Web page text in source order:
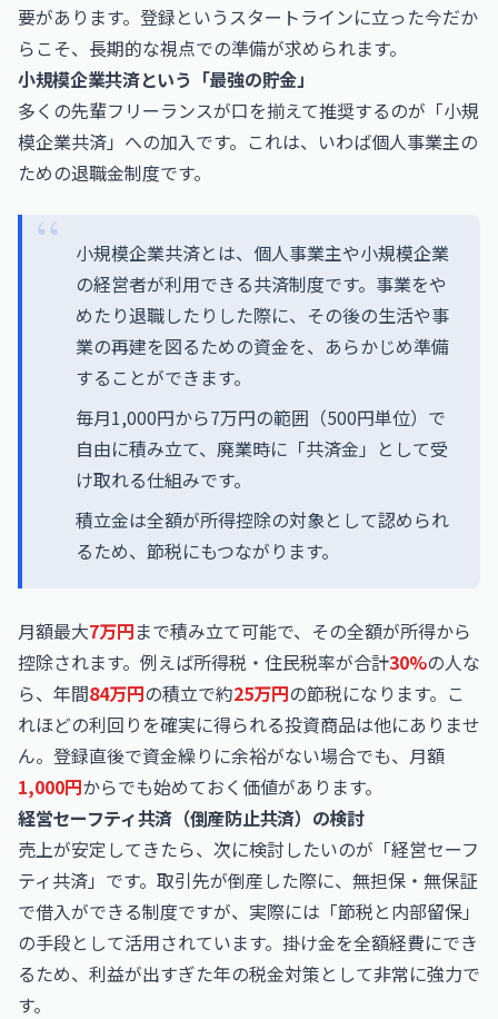
要があります。登録というスタートラインに立った今だか
らこそ、長期的な視点での準備が求められます。
小規模企業共済という「最強の貯金」
多くの先輩フリーランスが口を揃えて推奨するのが「小規
模企業共済」への加入です。これは、いわば個人事業主の
ための退職金制度です。
小規模企業共済とは、個人事業主や小規模企業
の経営者が利用できる共済制度です。事業をや
めたり退職したりした際に、その後の生活や事
業の再建を図るための資金を、あらかじめ準備
することができます。
毎月1,000円から7万円の範囲（500円単位）で
自由に積み立て、廃業時に「共済金」として受
け取れる仕組みです。
積立金は全額が所得控除の対象として認められ
るため、節税にもつながります。
月額最大7万円まで積み立て可能で、その全額が所得から
控除されます。例えば所得税・住民税率が合計30%の人な
ら、年間84万円の積立で約25万円の節税になります。こ
れほどの利回りを確実に得られる投資商品は他にありませ
ん。登録直後で資金繰りに余裕がない場合でも、月額
1,000円からでも始めておく価値があります。
経営セーフティ共済（倒産防止共済）の検討
売上が安定してきたら、次に検討したいのが「経営セーフ
ティ共済」です。取引先が倒産した際に、無担保・無保証
で借入ができる制度ですが、実際には「節税と内部留保」
の手段として活用されています。掛け金を全額経費にでき
るため、利益が出すぎた年の税金対策として非常に強力で
す。